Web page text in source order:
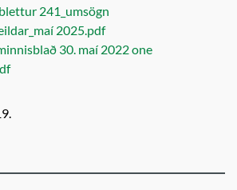
241_umsögn
2025.pdf
30. maí 2022 one